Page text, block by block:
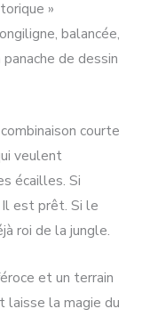
»
balancée,
de dessin
courte
veulent
écailles. Si
est prêt. Si le
roi de la jungle.
et un terrain
laisse la magie du